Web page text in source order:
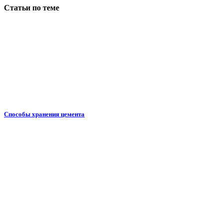
Статьи по теме
Способы хранения цемента